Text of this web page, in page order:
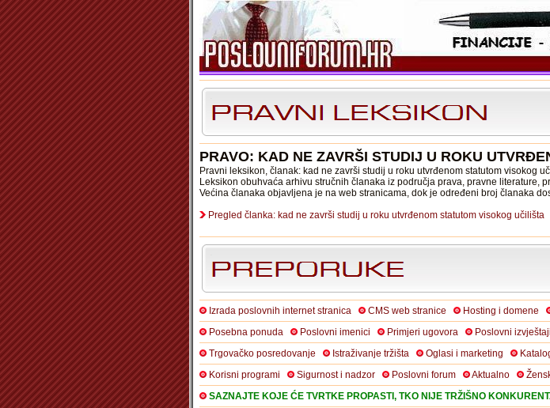
PRAVO: KAD NE ZAVRŠI STUDIJ U ROKU
Pravni leksikon, članak: kad ne završi studij u roku utvrđenom statutom visokog
Leksikon obuhvaća arhivu stručnih članaka iz područja prava, pravne literature,
Većina članaka objavljena je na web stranicama, dok je određeni broj članaka
Pregled članka: kad ne završi studij u roku utvrđenom statutom visokog učilišta
Izrada poslovnih internet stranica CMS web stranice Hosting i domene
Posebna ponuda
Poslovni imenici Primjeri ugovora Poslovni izvještaji
Trgovačko posredovanje
Istraživanje tržišta Oglasi i marketing
Korisni programi
Sigurnost i nadzor Poslovni forum Aktualno
SAZNAJTE KOJE ĆE TVRTKE PROPASTI, TKO NIJE TRŽIŠNO